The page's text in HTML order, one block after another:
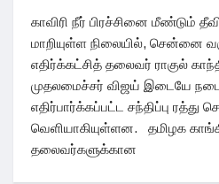
காவிரி நீர் பிரச்சினை மீண்டும்
மாறியுள்ள நிலையில், சென்னை
எதிர்க்கட்சித் தலைவர் ராகுல்
முதலமைச்சர் விஜய் இடையே
எதிர்பார்க்கப்பட்ட சந்திப்பு
வெளியாகியுள்ளன. தமிழக
தலைவர்களுக்கான